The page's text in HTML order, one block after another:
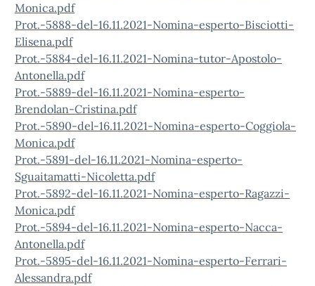
Monica.pdf
Prot.-5888-del-16.11.2021-Nomina-esperto-Bisciotti-
Elisena.pdf
Prot.-5884-del-16.11.2021-Nomina-tutor-Apostolo-
Antonella.pdf
Prot.-5889-del-16.11.2021-Nomina-esperto-
Brendolan-Cristina.pdf
Prot.-5890-del-16.11.2021-Nomina-esperto-Coggiola-
Monica.pdf
Prot.-5891-del-16.11.2021-Nomina-esperto-
Sguaitamatti-Nicoletta.pdf
Prot.-5892-del-16.11.2021-Nomina-esperto-Ragazzi-
Monica.pdf
Prot.-5894-del-16.11.2021-Nomina-esperto-Nacca-
Antonella.pdf
Prot.-5895-del-16.11.2021-Nomina-esperto-Ferrari-
Alessandra.pdf